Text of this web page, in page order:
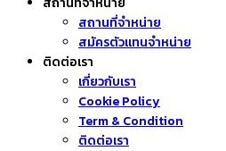
สถานที่จำหน่าย
สมัครตัวแทนจำหน่าย
ติดต่อเรา
เกี่ยวกับเรา
Cookie Policy
Term & Condition
ติดต่อเรา